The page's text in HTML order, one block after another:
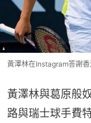
黃澤林在Instagram答謝香
黃澤林與葛原般
路與瑞士球手費